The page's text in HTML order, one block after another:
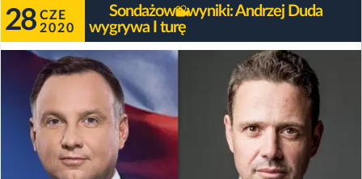
28 CZE
2020
Sondażowe wyniki: Andrzej Duda
wygrywa I turę